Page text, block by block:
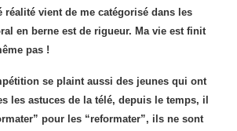
réalité vient de me catégorisé dans les
en berne est de rigueur. Ma vie est finit
pas !
se plaint aussi des jeunes qui ont
les astuces de la télé, depuis le temps, il
pour les “reformater”, ils ne sont